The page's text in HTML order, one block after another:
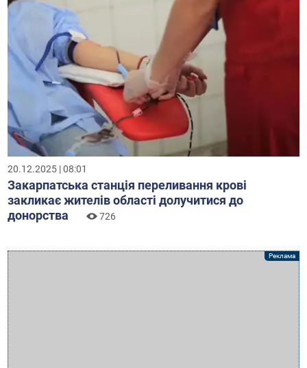
20.12.2025 | 08:01
Закарпатська станція переливання крові
закликає жителів області долучитися до
донорства
726